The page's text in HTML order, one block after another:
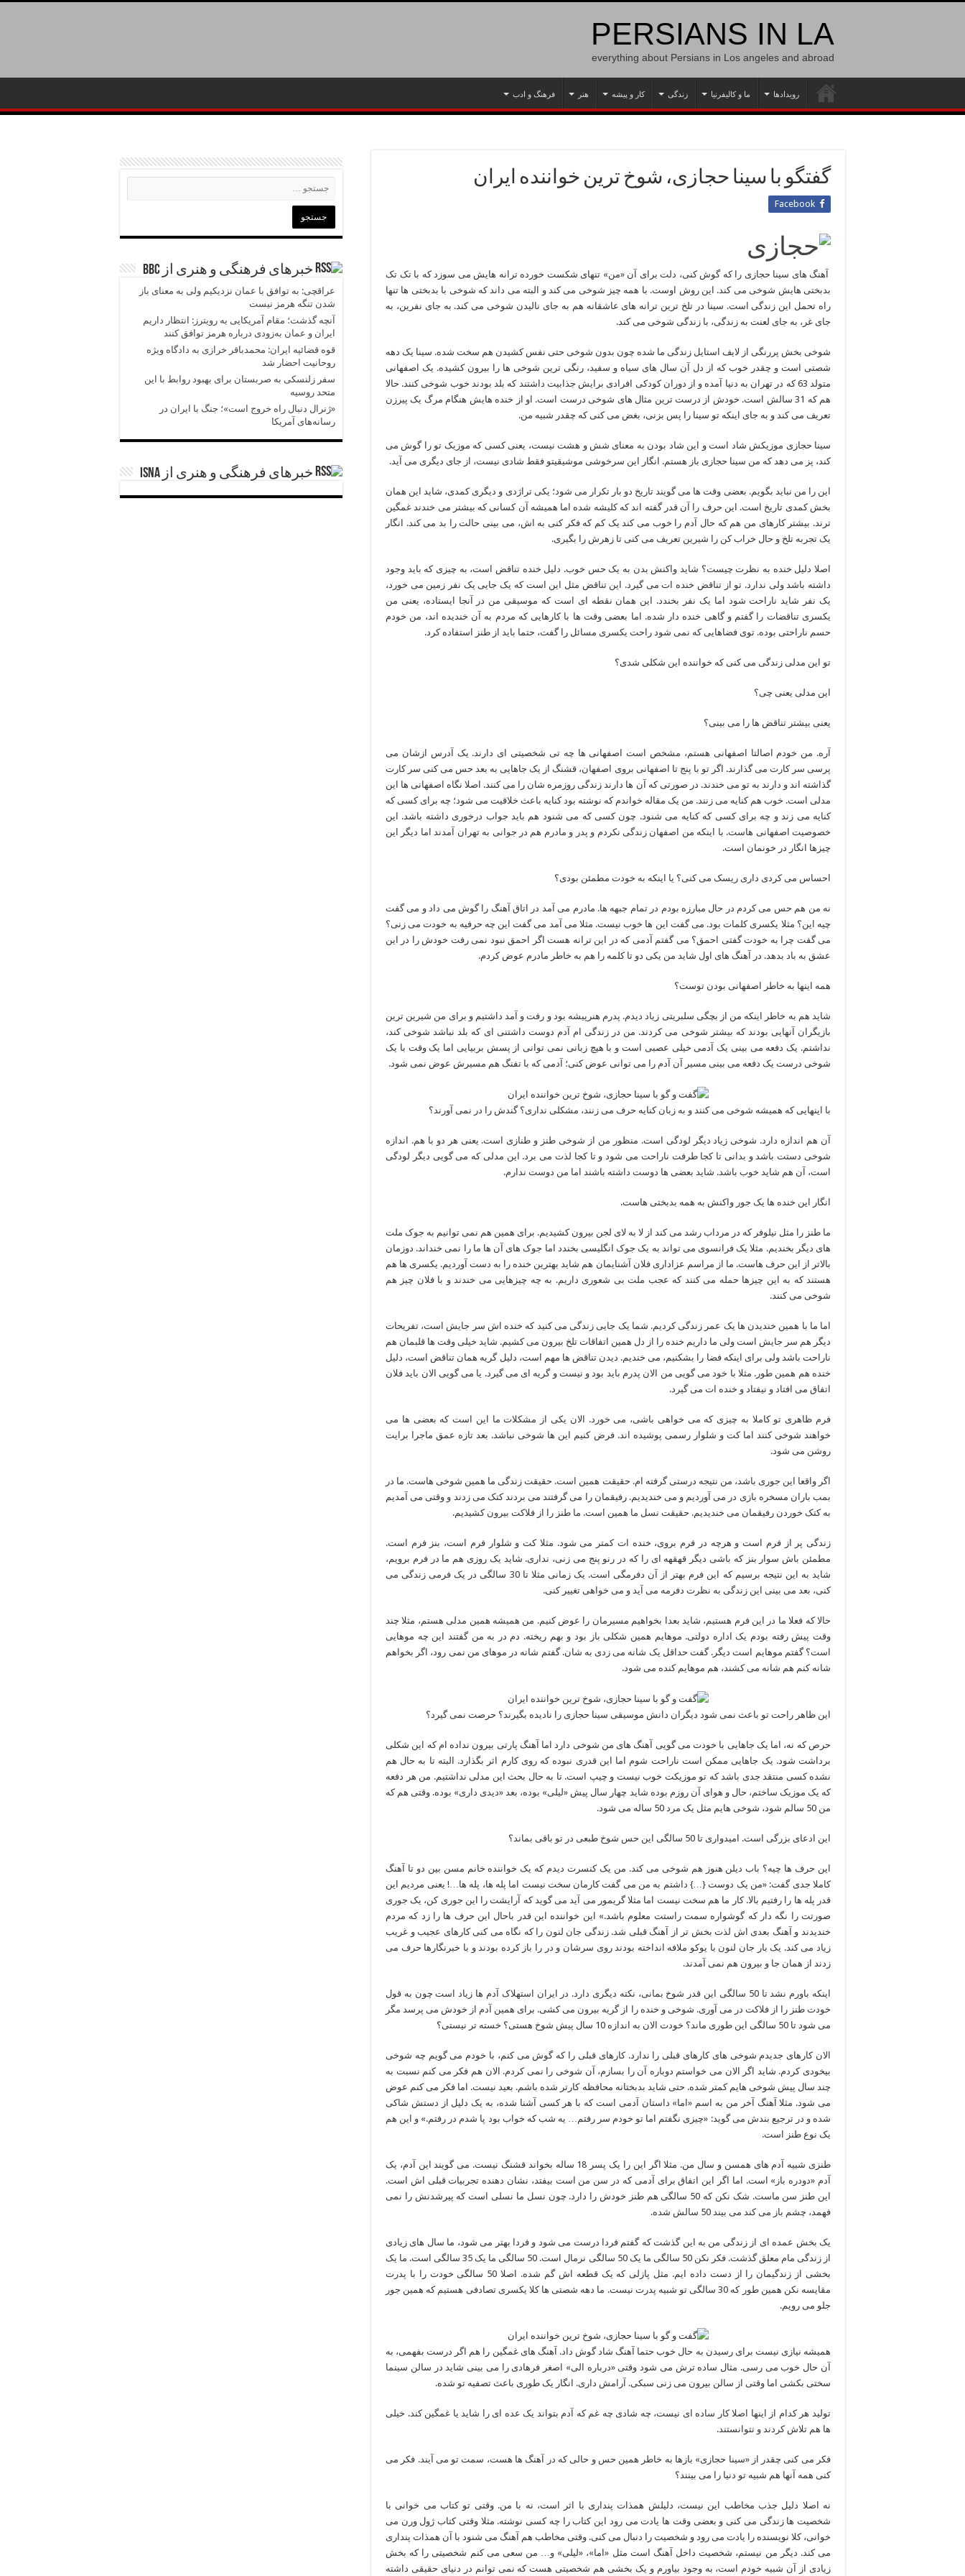
PERSIANS IN LA
everything about Persians in Los angeles and abroad
رویدادها ما و کالیفرنیا زندگی کار و پیشه هنر فرهنگ و ادب
گفتگو با سینا حجازی، شوخ ترین خواننده ایران
Facebook
آهنگ های سینا حجازی را که گوش کنی، دلت برای آن «من» تنهای شکست خورده ترانه هایش می سوزد که با تک تک
بدبختی هایش شوخی می کند. این روش اوست. با همه چیز شوخی می کند و البته می داند که شوخی با بدبختی ها تنها
راه تحمل این زندگی است. سینا در تلخ ترین ترانه های عاشقانه هم به جای نالیدن شوخی می کند. به جای نفرین، به
جای غر، به جای لعنت به زندگی، با زندگی شوخی می کند.
شوخی بخش پررنگی از لایف استایل زندگی ما شده چون بدون شوخی حتی نفس کشیدن هم سخت شده. سینا یک دهه
شصتی است و چقدر خوب که از دل آن سال های سیاه و سفید، رنگی ترین شوخی ها را بیرون کشیده. یک اصفهانی
متولد 63 که در تهران به دنیا آمده و از دوران کودکی افرادی برایش جذابیت داشتند که بلد بودند خوب شوخی کنند. حالا
هم که 31 سالش است. خودش از درست ترین مثال های شوخی درست است. او از خنده هایش هنگام مرگ یک پیرزن
تعریف می کند و به جای اینکه تو سینا را پس بزنی، بغض می کنی که چقدر شبیه من.
سینا حجازی موزیکش شاد است و این شاد بودن به معنای شش و هشت نیست، یعنی کسی که موزیک تو را گوش می
کند، پز می دهد که من سینا حجازی باز هستم. انگار این سرخوشی موشیقیتو فقط شادی نیست، از جای دیگری می آید.
این را من نباید بگویم. بعضی وقت ها می گویند تاریخ دو بار تکرار می شود؛ یکی تراژدی و دیگری کمدی، شاید این همان
بخش کمدی تاریخ است. این حرف را آن قدر گفته اند که کلیشه شده اما همیشه آن کسانی که بیشتر می خندند غمگین
ترند. بیشتر کارهای من هم که حال آدم را خوب می کند یک کم که فکر کنی به اش، می بینی حالت را بد می کند. انگار
یک تجربه تلخ و حال خراب کن را شیرین تعریف می کنی تا زهرش را بگیری.
اصلا دلیل خنده به نظرت چیست؟ شاید واکنش بدن به یک حس خوب. دلیل خنده تناقض است، به چیزی که باید وجود
داشته باشد ولی ندارد. تو از تناقض خنده ات می گیرد. این تناقض مثل این است که یک جایی یک نفر زمین می خورد،
یک نفر شاید ناراحت شود اما یک نفر بخندد. این همان نقطه ای است که موسیقی من در آنجا ایستاده، یعنی من
یکسری تناقضات را گفتم و گاهی خنده دار شده. اما بعضی وقت ها با کارهایی که مردم به آن خندیده اند، من خودم
حسم ناراحتی بوده. توی فضاهایی که نمی شود راحت یکسری مسائل را گفت، حتما باید از طنز استفاده کرد.
تو این مدلی زندگی می کنی که خواننده این شکلی شدی؟
این مدلی یعنی چی؟
یعنی بیشتر تناقض ها را می بینی؟
آره. من خودم اصالتا اصفهانی هستم، مشخص است اصفهانی ها چه تی شخصیتی ای دارند. یک آدرس ازشان می
پرسی سر کارت می گذارند. اگر تو با پنج تا اصفهانی بروی اصفهان، قشنگ از یک جاهایی به بعد حس می کنی سر کارت
گذاشته اند و دارند به تو می خندند. در صورتی که آن ها دارند زندگی روزمره شان را می کنند. اصلا نگاه اصفهانی ها این
مدلی است. خوب هم کنایه می زنند. من یک مقاله خواندم که نوشته بود کنایه باعث خلاقیت می شود؛ چه برای کسی که
کنایه می زند و چه برای کسی که کنایه می شنود. چون کسی که می شنود هم باید جواب درخوری داشته باشد. این
خصوصیت اصفهانی هاست. با اینکه من اصفهان زندگی نکردم و پدر و مادرم هم در جوانی به تهران آمدند اما دیگر این
چیزها انگار در خونمان است.
احساس می کردی داری ریسک می کنی؟ یا اینکه به خودت مطمئن بودی؟
نه من هم حس می کردم در حال مبارزه بودم در تمام جبهه ها. مادرم می آمد در اتاق آهنگ را گوش می داد و می گفت
چیه این؟ مثلا یکسری کلمات بود. می گفت این ها خوب نیست. مثلا می آمد می گفت این چه حرفیه به خودت می زنی؟
می گفت چرا به خودت گفتی احمق؟ می گفتم آدمی که در این ترانه هست اگر احمق نبود نمی رفت خودش را در این
عشق به باد بدهد. در آهنگ های اول شاید من یکی دو تا کلمه را هم به خاطر مادرم عوض کردم.
همه اینها به خاطر اصفهانی بودن توست؟
شاید هم به خاطر اینکه من از بچگی سلبریتی زیاد دیدم. پدرم هنرپیشه بود و رفت و آمد داشتیم و برای من شیرین ترین
بازیگران آنهایی بودند که بیشتر شوخی می کردند. من در زندگی ام آدم دوست داشتنی ای که بلد نباشد شوخی کند،
نداشتم. یک دفعه می بینی یک آدمی خیلی عصبی است و با هیچ زبانی نمی توانی از پسش بربیایی اما یک وقت با یک
شوخی درست یک دفعه می بینی مسیر آن آدم را می توانی عوض کنی؛ آدمی که با تفنگ هم مسیرش عوض نمی شود.
با اینهایی که همیشه شوخی می کنند و به زبان کنایه حرف می زنند، مشکلی نداری؟ گندش را در نمی آورند؟
آن هم اندازه دارد. شوخی زیاد دیگر لودگی است. منظور من از شوخی طنز و طنازی است. یعنی هر دو با هم. اندازه
شوخی دستت باشد و بدانی تا کجا طرفت ناراحت می شود و تا کجا لذت می برد. این مدلی که می گویی دیگر لودگی
است، آن هم شاید خوب باشد. شاید بعضی ها دوست داشته باشند اما من دوست ندارم.
انگار این خنده ها یک جور واکنش به همه بدبختی هاست.
ما طنز را مثل نیلوفر که در مرداب رشد می کند از لا به لای لجن بیرون کشیدیم. برای همین هم نمی توانیم به جوک ملت
های دیگر بخندیم. مثلا یک فرانسوی می تواند به یک جوک انگلیسی بخندد اما جوک های آن ها ما را نمی خنداند. دوزمان
بالاتر از این حرف هاست. ما از مراسم عزاداری فلان آشنایمان هم شاید بهترین خنده را به دست آوردیم. یکسری ها هم
هستند که به این چیزها حمله می کنند که عجب ملت بی شعوری داریم. به چه چیزهایی می خندند و با فلان چیز هم
شوخی می کنند.
اما ما با همین خندیدن ها یک عمر زندگی کردیم. شما یک جایی زندگی می کنید که خنده اش سر جایش است، تفریحات
دیگر هم سر جایش است ولی ما داریم خنده را از دل همین اتفاقات تلخ بیرون می کشیم. شاید خیلی وقت ها قلبمان هم
ناراحت باشد ولی برای اینکه فضا را بشکنیم، می خندیم. دیدن تناقض ها مهم است، دلیل گریه همان تناقض است، دلیل
خنده هم همین طور. مثلا با خود می گویی من الان پدرم باید بود و نیست و گریه ای می گیرد. یا می گویی الان باید فلان
اتفاق می افتاد و نیفتاد و خنده ات می گیرد.
فرم ظاهری تو کاملا به چیزی که می خواهی باشی، می خورد. الان یکی از مشکلات ما این است که بعضی ها می
خواهند شوخی کنند اما کت و شلوار رسمی پوشیده اند. فرض کنیم این ها شوخی نباشد. بعد تازه عمق ماجرا برایت
روشن می شود.
اگر واقعا این جوری باشد، من نتیجه درستی گرفته ام. حقیقت همین است. حقیقت زندگی ما همین شوخی هاست. ما در
بمب باران مسخره بازی در می آوردیم و می خندیدیم. رفیقمان را می گرفتند می بردند کتک می زدند و وقتی می آمدیم
به کتک خوردن رفیقمان می خندیدیم. حقیقت نسل ما همین است. ما طنز را از فلاکت بیرون کشیدیم.
زندگی پر از فرم است و هرچه در فرم بروی، خنده ات کمتر می شود. مثلا کت و شلوار فرم است، بنز فرم است.
مطمئن باش سوار بنز که باشی دیگر قهقهه ای را که در رنو پنج می زنی، نداری. شاید یک روزی هم ما در فرم برویم،
شاید به این نتیجه برسیم که این فرم بهتر از آن دفرمگی است. یک زمانی مثلا تا 30 سالگی در یک فرمی زندگی می
کنی، بعد می بینی این زندگی به نظرت دفرمه می آید و می خواهی تغییر کنی.
حالا که فعلا ما در این فرم هستیم، شاید بعدا بخواهیم مسیرمان را عوض کنیم. من همیشه همین مدلی هستم، مثلا چند
وقت پیش رفته بودم یک اداره دولتی. موهایم همین شکلی باز بود و بهم ریخته. دم در به من گفتند این چه موهایی
است؟ گفتم موهایم است دیگر. گفت حداقل یک شانه می زدی به شان. گفتم شانه در موهای من نمی رود، اگر بخواهم
شانه کنم هم شانه می کشند، هم موهایم کنده می شود.
این ظاهر راحت تو باعث نمی شود دیگران دانش موسیقی سینا حجازی را نادیده بگیرند؟ حرصت نمی گیرد؟
حرص که نه، اما یک جاهایی با خودت می گویی آهنگ های من شوخی دارد اما آهنگ پارتی بیرون نداده ام که این شکلی
برداشت شود. یک جاهایی ممکن است ناراحت شوم اما این قدری نبوده که روی کارم اثر بگذارد. البته تا به حال هم
نشده کسی منتقد جدی باشد که تو موزیکت خوب نیست و چیپ است. تا به حال بحث این مدلی نداشتیم. من هر دفعه
که یک موزیک ساختم، حال و هوای آن روزم بوده شاید چهار سال پیش «لیلی» بوده، بعد «دیدی داری» بوده. وقتی هم که
من 50 سالم شود، شوخی هایم مثل یک مرد 50 ساله می شود.
این ادعای بزرگی است. امیدواری تا 50 سالگی این حس شوخ طبعی در تو باقی بماند؟
این حرف ها چیه؟ باب دیلن هنوز هم شوخی می کند. من یک کنسرت دیدم که یک خواننده خانم مسن بین دو تا آهنگ
کاملا جدی گفت: «من یک دوست {…} داشتم به من می گفت کارمان سخت نیست اما پله ها، پله ها…! یعنی مردیم این
قدر پله ها را رفتیم بالا. کار ما هم سخت نیست اما مثلا گریمور می آید می گوید که آرایشت را این جوری کن، یک جوری
صورتت را نگه دار که گوشواره سمت راستت معلوم باشد.» این خواننده این قدر باحال این حرف ها را زد که مردم
خندیدند و آهنگ بعدی اش لذت بخش تر از آهنگ قبلی شد. زندگی جان لنون را که نگاه می کنی کارهای عجیب و غریب
زیاد می کند. یک بار جان لنون با یوکو ملافه انداخته بودند روی سرشان و در را باز کرده بودند و با خبرنگارها حرف می
زدند از همان جا و بیرون هم نمی آمدند.
اینکه باورم نشد تا 50 سالگی این قدر شوخ بمانی، نکته دیگری دارد. در ایران استهلاک آدم ها زیاد است چون به قول
خودت طنز را از فلاکت در می آوری. شوخی و خنده را از گریه بیرون می کشی. برای همین آدم از خودش می پرسد مگر
می شود تا 50 سالگی این طوری ماند؟ خودت الان به اندازه 10 سال پیش شوخ هستی؟ خسته تر نیستی؟
الان کارهای جدیدم شوخی های کارهای قبلی را ندارد. کارهای قبلی را که گوش می کنم، با خودم می گویم چه شوخی
بیخودی کردم. شاید اگر الان می خواستم دوباره آن را بسازم، آن شوخی را نمی کردم. الان هم فکر می کنم نسبت به
چند سال پیش شوخی هایم کمتر شده. حتی شاید بدبختانه محافظه کارتر شده باشم. بعید نیست. اما فکر می کنم عوض
می شود. مثلا آهنگ آخر من به اسم «اما» داستان آدمی است که با هر کسی آشنا شده، به یک دلیل از دستش شاکی
شده و در ترجیع بندش می گوید: «چیزی نگفتم اما تو خودم سر رفتم… یه شب که خواب بود پا شدم در رفتم.» و این هم
یک نوع طنز است.
طنزی شبیه آدم های همسن و سال من. مثلا اگر این را یک پسر 18 ساله بخواند قشنگ نیست. می گویند این آدم، یک
آدم «دودره باز» است. اما اگر این اتفاق برای آدمی که در سن من است بیفتد، نشان دهنده تجربیات قبلی اش است.
این طنز سن ماست. شک نکن که 50 سالگی هم طنز خودش را دارد. چون نسل ما نسلی است که پیرشدنش را نمی
فهمد، چشم باز می کند می بیند 50 سالش شده.
یک بخش عمده ای از زندگی من به این گذشت که گفتم فردا درست می شود و فردا بهتر می شود، ما سال های زیادی
از زندگی مام معلق گذشت. فکر نکن 50 سالگی ما یک 50 سالگی نرمال است. 50 سالگی ما یک 35 سالگی است. ما یک
بخشی از زندگیمان را از دست داده ایم. مثل پازلی که یک قطعه اش گم شده. اصلا 50 سالگی خودت را با پدرت
مقایسه نکن همین طور که 30 سالگی تو شبیه پدرت نیست. ما دهه شصتی ها کلا یکسری تصادفی هستیم که همین جور
جلو می رویم.
همیشه نیازی نیست برای رسیدن به حال خوب حتما آهنگ شاد گوش داد. آهنگ های غمگین را هم اگر درست بفهمی، به
آن حال خوب می رسی. مثال ساده ترش می شود وقتی «درباره الی» اصغر فرهادی را می بینی شاید در سالن سینما
سختی بکشی اما وقتی از سالن بیرون می زنی سبکی. آرامش داری. انگار یک طوری باعث تصفیه تو شده.
تولید هر کدام از اینها اصلا کار ساده ای نیست، چه شادی چه غم که آدم بتواند یک عده ای را شاید یا غمگین کند. خیلی
ها هم تلاش کردند و نتوانستند.
فکر می کنی چقدر از «سینا حجازی» بازها به خاطر همین حس و حالی که در آهنگ ها هست، سمت تو می آیند. فکر می
کنی همه آنها هم شبیه تو دنیا را می بینند؟
نه اصلا دلیل جذب مخاطب این نیست، دلیلش همذات پنداری با اثر است، نه با من. وقتی تو کتاب می خوانی با
شخصیت ها زندگی می کنی و بعضی وقت ها یادت می رود این کتاب را چه کسی نوشته. مثلا وقتی کتاب ژول ورن می
خوانی، کلا نویسنده را یادت می رود و شخصیت را دنبال می کنی. وقتی مخاطب هم آهنگ می شنود با آن همذات پنداری
می کند. دیگر من نیستم، شخصیت داخل آهنگ است مثل «اما»، «لیلی» و… من سعی می کنم شخصیتی را که بخش
زیادی از آن شبیه خودم است، به وجود بیاورم و یک بخشی هم شخصیتی هست که نمی توانم در دنیای حقیقی داشته
خبرهای فرهنگی و هنری از BBC
عراقچی: به توافق با عمان نزدیکیم ولی به معنای باز
شدن تنگه هرمز نیست
آنچه گذشت؛ مقام آمریکایی به رویترز: انتظار داریم
ایران و عمان به‌زودی درباره هرمز توافق کنند
قوه قضائیه ایران: محمدباقر خرازی به دادگاه ویژه
روحانیت احضار شد
سفر زلنسکی به صربستان برای بهبود روابط با این
متحد روسیه
«ژنرال دنبال راه خروج است»؛ جنگ با ایران در
رسانه‌های آمریکا
خبرهای فرهنگی و هنری از ISNA